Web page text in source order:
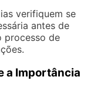
verifiquem se
antes de
processo de
a Importância